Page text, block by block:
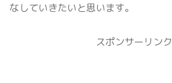
なしていきたいと思います。
スポンサーリンク